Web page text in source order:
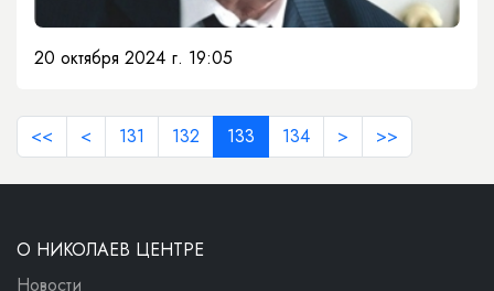
20 октября 2024 г. 19:05
<< < 131 132 133 134 > >>
О НИКОЛАЕВ ЦЕНТРЕ
Новости